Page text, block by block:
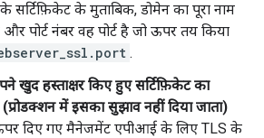
सर्टिफ़िकेट के मुताबिक, डोमेन का पूरा नाम
पोर्ट नंबर वह पोर्ट है जो ऊपर तय किया
.
खुद हस्ताक्षर किए हुए सर्टिफ़िकेट का
में इसका सुझाव नहीं दिया जाता)
दिए गए मैनेजमेंट एपीआई के लिए TLS के